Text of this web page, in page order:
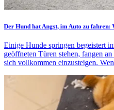
Der Hund hat Angst, im Auto zu fahren:
Einige Hunde springen begeistert
geöffneten Türen stehen, fangen
sich vollkommen einzusteigen.